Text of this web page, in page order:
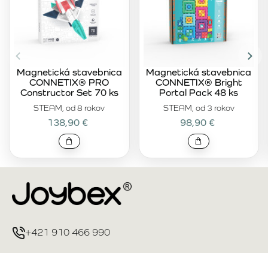
STEAM, od 8 rokov
Magnetická stavebnica
CONNETIX® PRO
Constructor Set 70 ks
138,90 €
STEAM, od 3 rokov
Magnetická stavebnica
CONNETIX® Bright
Portal Pack 48 ks
98,90 €
+421 910 466 990